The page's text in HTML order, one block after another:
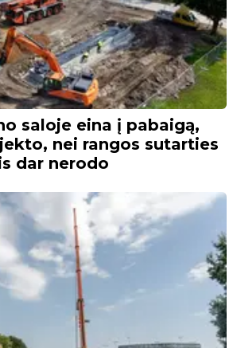
saloje eina į pabaigą,
nei rangos sutarties
dar nerodo